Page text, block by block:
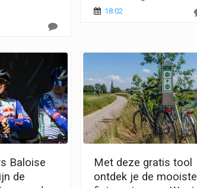
18:02
Baloise
de
Met deze gratis tool
ontdek je de mooiste